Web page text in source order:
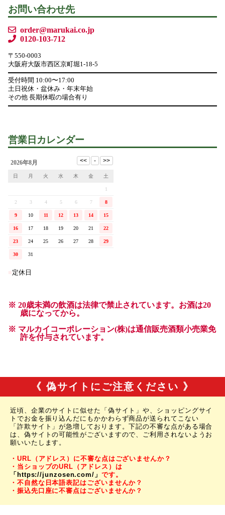
《 偽サイトにご注意ください 》
近頃、企業のサイトに似せた「偽サイト」や、ショッピングサイ
トでお金を振り込んだにもかかわらず商品が送られてこない
「詐欺サイト」が急増しております。下記の不審な点がある場合
は、偽サイトの可能性がございますので、ご利用されないようお
願いいたします。
・URL（アドレス）に不審な点はございませんか？
・当ショップのURL（アドレス）は
「https://junzosen.com/」 です。
・不自然な日本語表記はございませんか？
・振込先口座に不審点はございませんか？